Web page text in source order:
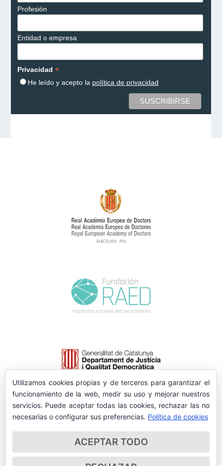
Profesión
Entidad o empresa
Privacidad *
He leído y acepto la política de privacidad
Utilizamos cookies propias y de terceros para garantizar el
funcionamiento de la web, medir su uso y mejorar nuestros
servicios. Puede aceptar todas las cookies, rechazar las no
necesarias o configurar sus preferencias. Política de cookies
ACEPTAR TODO